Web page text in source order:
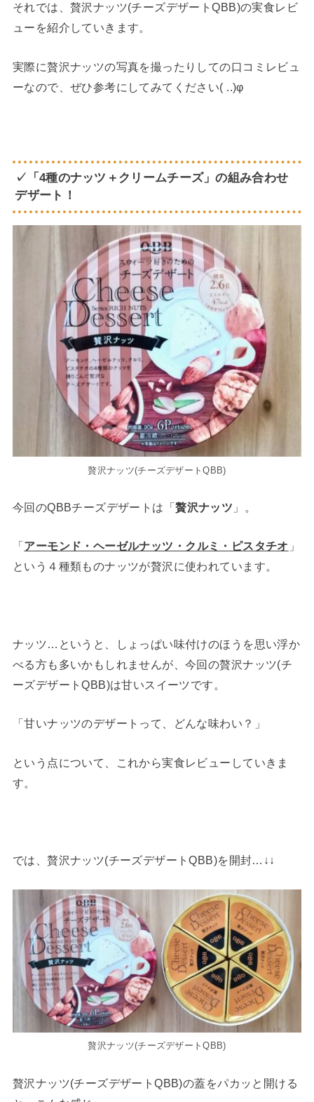
それでは、贅沢ナッツ(チーズデザートQBB)の実食レビ
ューを紹介していきます。
実際に贅沢ナッツの写真を撮ったりしての口コミレビュ
ーなので、ぜひ参考にしてみてください( ..)φ
✓「4種のナッツ＋クリームチーズ」の組み合わせ
デザート！
贅沢ナッツ(チーズデザートQBB)
今回のQBBチーズデザートは「贅沢ナッツ 」。
「アーモンド・ヘーゼルナッツ・クルミ・ピスタチオ 」
という４種類ものナッツが贅沢に使われています。
ナッツ…というと、しょっぱい味付けのほうを思い浮か
べる方も多いかもしれませんが、今回の贅沢ナッツ(チ
ーズデザートQBB)は甘いスイーツです。
「甘いナッツのデザートって、どんな味わい？」
という点について、これから実食レビューしていきま
す。
では、贅沢ナッツ(チーズデザートQBB)を開封…↓↓
贅沢ナッツ(チーズデザートQBB)
贅沢ナッツ(チーズデザートQBB)の蓋をパカッと開ける